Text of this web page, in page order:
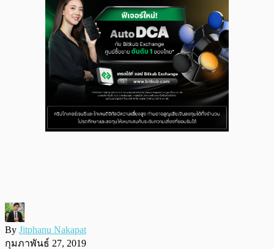
By Jitphanu Nakapat
กุมภาพันธ์ 27, 2019